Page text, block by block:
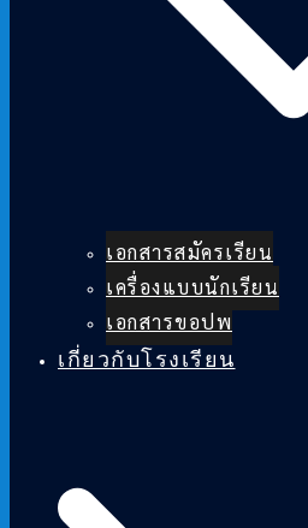
เอกสารสมัครเรียน
เครื่องแบบนักเรียน
เอกสารขอปพ
เกี่ยวกับโรงเรียน